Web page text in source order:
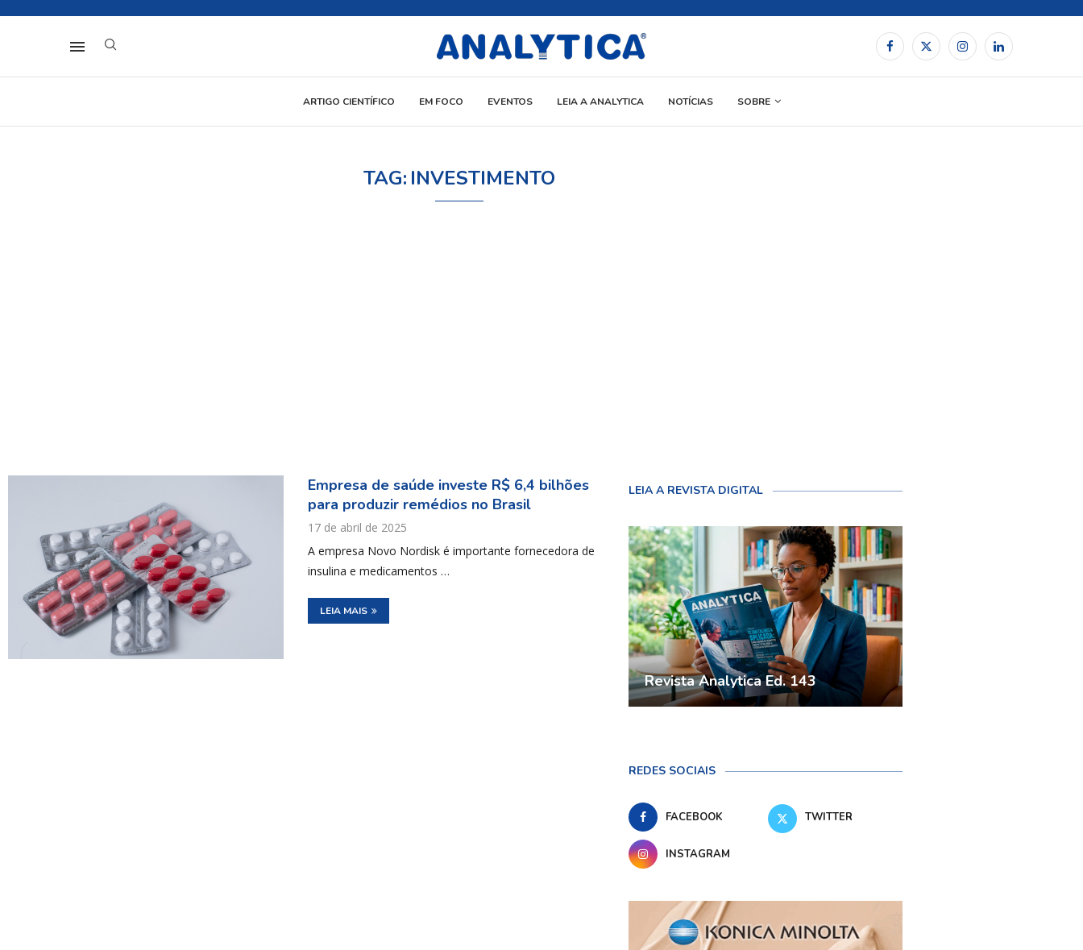
ARTIGO CIENTÍFICO EM FOCO EVENTOS LEIA A ANALYTICA NOTÍCIAS SOBRE
TAG: INVESTIMENTO
Empresa de saúde investe R$ 6,4 bilhões
para produzir remédios no Brasil
17 de abril de 2025
A empresa Novo Nordisk é importante fornecedora de
insulina e medicamentos …
LEIA MAIS
LEIA A REVISTA DIGITAL
Revista Analytica Ed. 143
REDES SOCIAIS
FACEBOOK TWITTER
INSTAGRAM